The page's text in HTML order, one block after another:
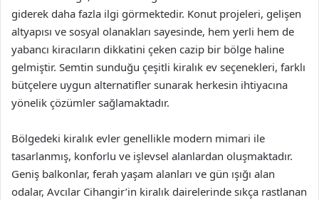
giderek daha fazla ilgi görmektedir. Konut projeleri, gelişen
altyapısı ve sosyal olanakları sayesinde, hem yerli hem de
yabancı kiracıların dikkatini çeken cazip bir bölge haline
gelmiştir. Semtin sunduğu çeşitli kiralık ev seçenekleri, farklı
bütçelere uygun alternatifler sunarak herkesin ihtiyacına
yönelik çözümler sağlamaktadır.
Bölgedeki kiralık evler genellikle modern mimari ile
tasarlanmış, konforlu ve işlevsel alanlardan oluşmaktadır.
Geniş balkonlar, ferah yaşam alanları ve gün ışığı alan
odalar, Avcılar Cihangir’in kiralık dairelerinde sıkça rastlanan